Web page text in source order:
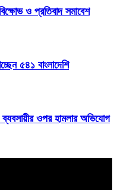
ও প্রতিবাদ সমাবেশ
৫৪১ বাংলাদেশি
ওপর হামলার অভিযোগ